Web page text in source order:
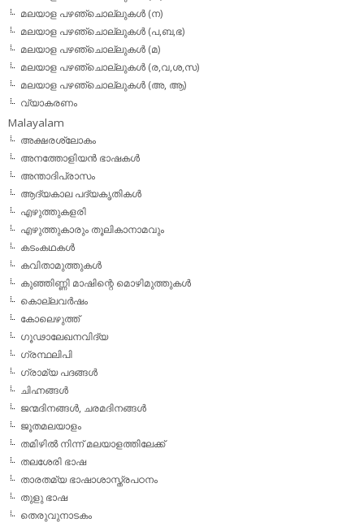
മലയാള പഴഞ്ചൊല്ലുകള്‍ (ന)
മലയാള പഴഞ്ചൊല്ലുകള്‍ (പ,ബ,ഭ)
മലയാള പഴഞ്ചൊല്ലുകള്‍ (മ)
മലയാള പഴഞ്ചൊല്ലുകള്‍ (ര,വ,ശ,സ)
മലയാള പഴഞ്ചൊല്ലുകൾ (അ, ആ)
വ്യാകരണം
Malayalam
അക്ഷരശ്ലോകം
അനത്തോളിയന്‍ ഭാഷകള്‍
അന്താദിപ്രാസം
ആദ്യകാല പദ്യകൃതികള്‍
എഴുത്തുകളരി
എഴുത്തുകാരും തൂലികാനാമവും
കടംകഥകള്‍
കവിതാമുത്തുകള്‍
കുഞ്ഞിണ്ണി മാഷിന്റെ മൊഴിമുത്തുകള്‍
കൊല്ലവര്‍ഷം
കോലെഴുത്ത്
ഗൂഢാലേഖനവിദ്യ
ഗ്രന്ഥലിപി
ഗ്രാമ്യ പദങ്ങള്‍
ചിഹ്നങ്ങള്‍
ജന്മദിനങ്ങള്‍, ചരമദിനങ്ങള്‍
ജൂതമലയാളം
തമിഴില്‍ നിന്ന് മലയാളത്തിലേക്ക്
തലശേരി ഭാഷ
താരതമ്യ ഭാഷാശാസ്ത്രപഠനം
തുളു ഭാഷ
തെരുവുനാടകം